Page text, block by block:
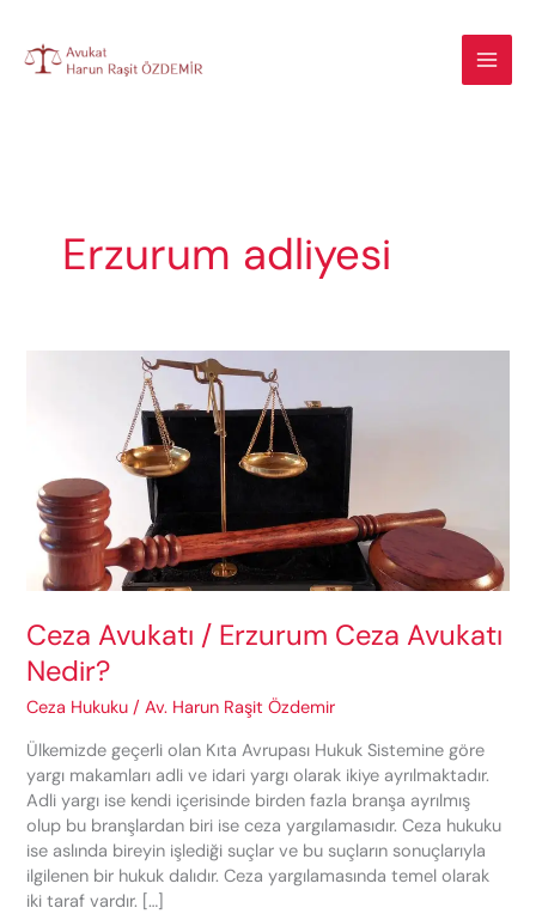
Erzurum adliyesi
Ceza Avukatı / Erzurum Ceza Avukatı
Nedir?
Ceza Hukuku /Av. Harun Raşit Özdemir
Ülkemizde geçerli olan Kıta Avrupası Hukuk Sistemine göre
yargı makamları adli ve idari yargı olarak ikiye ayrılmaktadır.
Adli yargı ise kendi içerisinde birden fazla branşa ayrılmış
olup bu branşlardan biri ise ceza yargılamasıdır. Ceza hukuku
ise aslında bireyin işlediği suçlar ve bu suçların sonuçlarıyla
ilgilenen bir hukuk dalıdır. Ceza yargılamasında temel olarak
iki taraf vardır. […]